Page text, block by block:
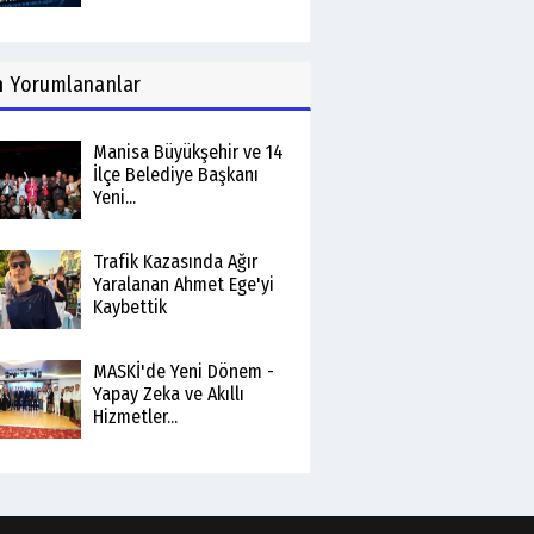
Yorumlananlar
Manisa Büyükşehir ve 14
İlçe Belediye Başkanı
Yeni...
Trafik Kazasında Ağır
Yaralanan Ahmet Ege'yi
Kaybettik
MASKİ'de Yeni Dönem -
Yapay Zeka ve Akıllı
Hizmetler...